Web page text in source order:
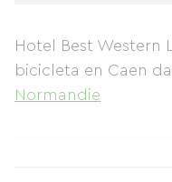
Hotel Best Western
bicicleta en Caen
Normandie